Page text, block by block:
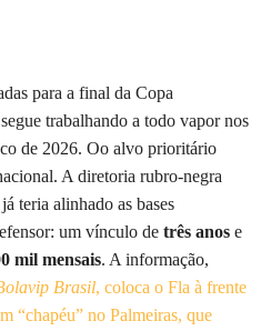
para a final da Copa
segue trabalhando a todo vapor nos
de 2026. Oo alvo prioritário
A diretoria rubro-negra
teria alinhado as bases
um vínculo de três anos e
mil mensais. A informação,
Brasil, coloca o Fla à frente
“chapéu” no Palmeiras, que